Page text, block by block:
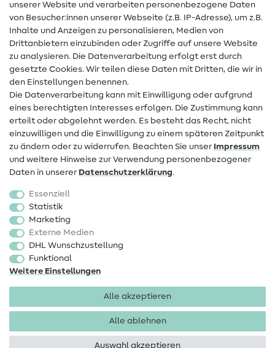
Hilfe & Kontakt
Kontakt
Infos zum Betreiberwechsel
Widerrufsrecht
Beliebt
Stoffe
Sale
Schnittmuster
unserer Website und verarbeiten personenbezogene Daten
von Besucher:innen unserer Webseite (z.B. IP-Adresse), um z.B.
Inhalte und Anzeigen zu personalisieren, Medien von
Drittanbietern einzubinden oder Zugriffe auf unsere Website
zu analysieren. Die Datenverarbeitung erfolgt erst durch
gesetzte Cookies. Wir teilen diese Daten mit Dritten, die wir in
den Einstellungen benennen.
Die Datenverarbeitung kann mit Einwilligung oder aufgrund
eines berechtigten Interesses erfolgen. Die Zustimmung kann
erteilt oder abgelehnt werden. Es besteht das Recht, nicht
einzuwilligen und die Einwilligung zu einem späteren Zeitpunkt
zu ändern oder zu widerrufen. Beachten Sie unser Impressum
und weitere Hinweise zur Verwendung personenbezogener
Daten in unserer Daten­schutz­erklärung.
Essenziell
Statistik
Marketing
Externe Medien
DHL Wunschzustellung
Funktional
Weitere Einstellungen
Alle akzeptieren
Alle ablehnen
Auswahl akzeptieren
Impressum Datenschutz
AGB